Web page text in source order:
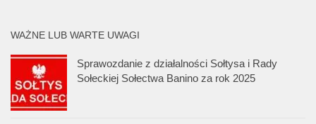
WAŻNE LUB WARTE UWAGI
Sprawozdanie z działalności Sołtysa i Rady
Sołeckiej Sołectwa Banino za rok 2025